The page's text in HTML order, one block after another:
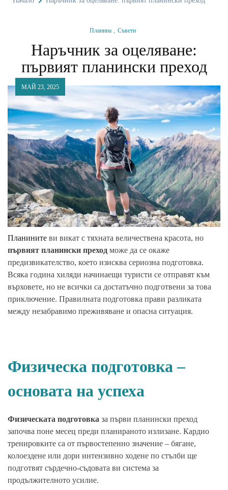
Планина Съвети
Наръчник за оцеляване:
първият планински преход
МАЙ 23, 2025
Планините ви викат с тяхната величествена красота, но
първият планински преход може да се окаже
предизвикателство, което изисква сериозна подготовка.
Всяка година хиляди начинаещи туристи се отправят към
върховете, но не всички са достатъчно подготвени за това
приключение. Правилната подготовка прави разликата
между незабравимо преживяване и опасна ситуация.
Физическа подготовка –
основата на успеха
Физическата подготовка за първи планински преход
започва поне месец преди планираното излизане. Кардио
тренировките са от първостепенно значение – бягане,
колоездене или дори интензивно ходене по стълби ще
подготвят сърдечно-съдовата ви система за
продължителното усилие.